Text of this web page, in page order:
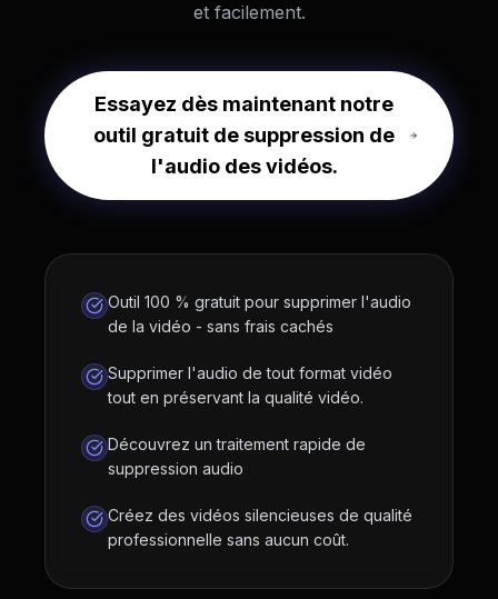
et facilement.
Essayez dès maintenant notre
outil gratuit de suppression de
l'audio des vidéos.
Outil 100 % gratuit pour supprimer l'audio
de la vidéo - sans frais cachés
Supprimer l'audio de tout format vidéo
tout en préservant la qualité vidéo.
Découvrez un traitement rapide de
suppression audio
Créez des vidéos silencieuses de qualité
professionnelle sans aucun coût.